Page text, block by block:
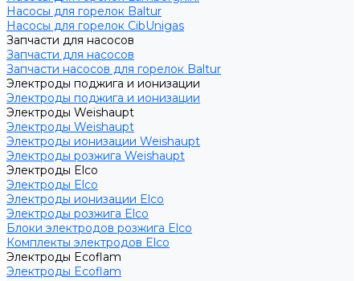
Насосы для горелок Baltur
Насосы для горелок CibUnigas
Запчасти для насосов
Запчасти для насосов
Запчасти насосов для горелок Baltur
Электроды поджига и ионизации
Электроды поджига и ионизации
Электроды Weishaupt
Электроды Weishaupt
Электроды ионизации Weishaupt
Электроды розжига Weishaupt
Электроды Elco
Электроды Elco
Электроды ионизации Elco
Электроды розжига Elco
Блоки электродов розжига Elco
Комплекты электродов Elco
Электроды Ecoflam
Электроды Ecoflam